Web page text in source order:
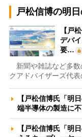
戸松信博の明
【戸
デバ
要…
新聞や雑誌など多数
クアドバイザーズ代
【戸松信博氏「明
端半導体の製造に
【戸松信博氏「明